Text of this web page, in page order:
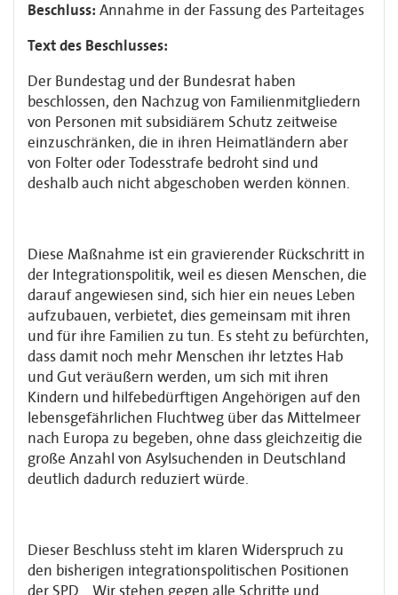
Beschluss: Annahme in der Fassung des Parteitages
Text des Beschlusses:
Der Bundestag und der Bundesrat haben
beschlossen, den Nachzug von Familienmitgliedern
von Personen mit subsidiärem Schutz zeitweise
einzuschränken, die in ihren Heimatländern aber
von Folter oder Todesstrafe bedroht sind und
deshalb auch nicht abgeschoben werden können.
Diese Maßnahme ist ein gravierender Rückschritt in
der Integrationspolitik, weil es diesen Menschen, die
darauf angewiesen sind, sich hier ein neues Leben
aufzubauen, verbietet, dies gemeinsam mit ihren
und für ihre Familien zu tun. Es steht zu befürchten,
dass damit noch mehr Menschen ihr letztes Hab
und Gut veräußern werden, um sich mit ihren
Kindern und hilfebedürftigen Angehörigen auf den
lebensgefährlichen Fluchtweg über das Mittelmeer
nach Europa zu begeben, ohne dass gleichzeitig die
große Anzahl von Asylsuchenden in Deutschland
deutlich dadurch reduziert würde.
Dieser Beschluss steht im klaren Widerspruch zu
den bisherigen integrationspolitischen Positionen
der SPD. Wir stehen gegen alle Schritte und